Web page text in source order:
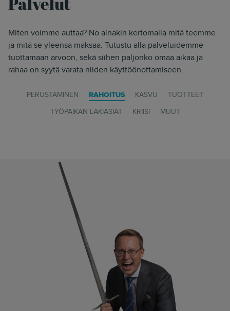
Miten voimme auttaa? No ainakin kertomalla mitä teemme
ja mitä se yleensä maksaa. Tutustu alla palveluidemme
tuottamaan arvoon, sekä siihen paljonko omaa aikaa ja
rahaa on syytä varata niiden käyttöönottamiseen.
PERUSTAMINEN RAHOITUS KASVU
TUOTTEET
TYÖPAIKAN LAKIASIAT
KRIISI MUUT